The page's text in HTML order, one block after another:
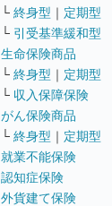
└ 終身型 ｜ 定期型
└ 引受基準緩和型
生命保険商品
└ 終身型 ｜ 定期型
└ 収入保障保険
がん保険商品
└ 終身型 ｜ 定期型
就業不能保険
認知症保険
外貨建て保険